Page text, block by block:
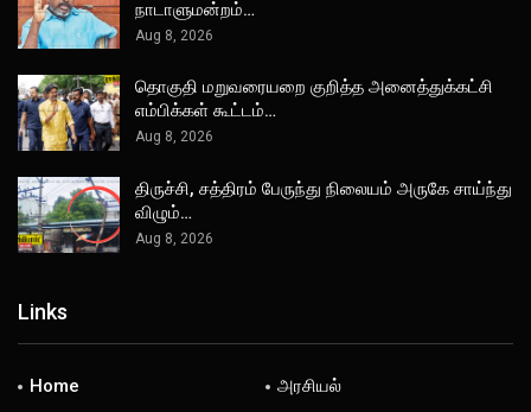
நாடாளுமன்றம்…
Aug 8, 2026
தொகுதி மறுவரையறை குறித்த அனைத்துக்கட்சி
எம்பிக்கள் கூட்டம்…
Aug 8, 2026
திருச்சி, சத்திரம் பேருந்து நிலையம் அருகே சாய்ந்து
விழும்…
Aug 8, 2026
Links
Home அரசியல்